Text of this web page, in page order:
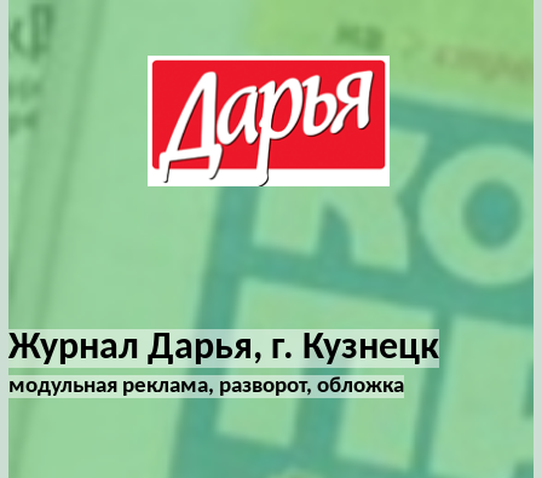
Журнал Дарья, г. Кузнецк
модульная реклама, разворот, обложка